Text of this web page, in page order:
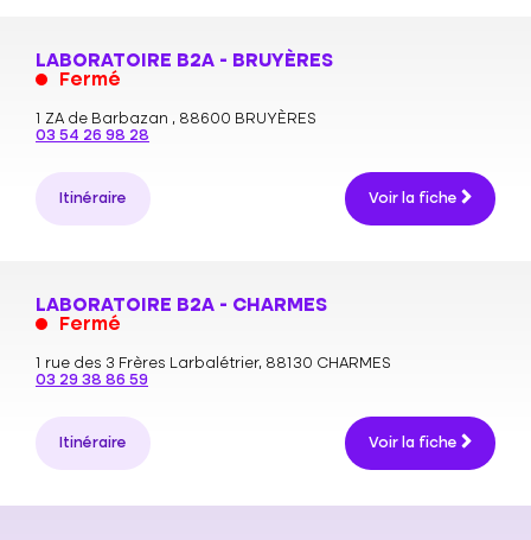
LABORATOIRE B2A - BRUYÈRES
Fermé
1 ZA de Barbazan , 88600 BRUYÈRES
03 54 26 98 28
Itinéraire Voir la fiche
LABORATOIRE B2A - CHARMES
Fermé
1 rue des 3 Frères Larbalétrier, 88130 CHARMES
03 29 38 86 59
Itinéraire Voir la fiche